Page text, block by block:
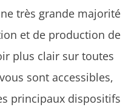
très grande majorité
et de production de
plus clair sur toutes
sont accessibles,
principaux dispositifs